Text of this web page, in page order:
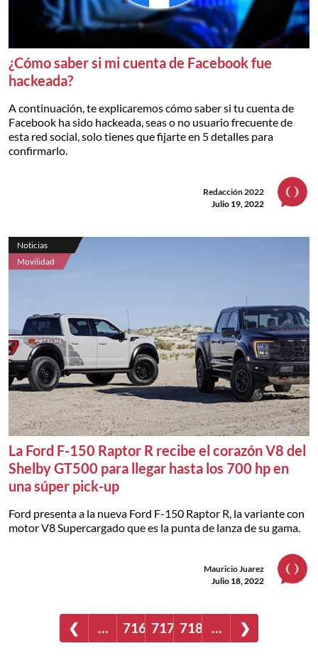
¿Cómo saber si mi cuenta de Facebook fue
hackeada?
A continuación, te explicaremos cómo saber si tu cuenta de
Facebook ha sido hackeada, seas o no usuario frecuente de
esta red social, solo tienes que fijarte en 5 detalles para
confirmarlo.
Redacción 2022
Julio 19, 2022
Noticias
Movilidad
La Ford F-150 Raptor R recibe el corazón V8 del
Shelby GT500 para llegar hasta los 700 hp en
una súper pick-up
Ford presenta a la nueva Ford F-150 Raptor R, la variante con
motor V8 Supercargado que es la punta de lanza de su gama.
Mauricio Juarez
Julio 18, 2022
❮ … 716 717 718 … ❯